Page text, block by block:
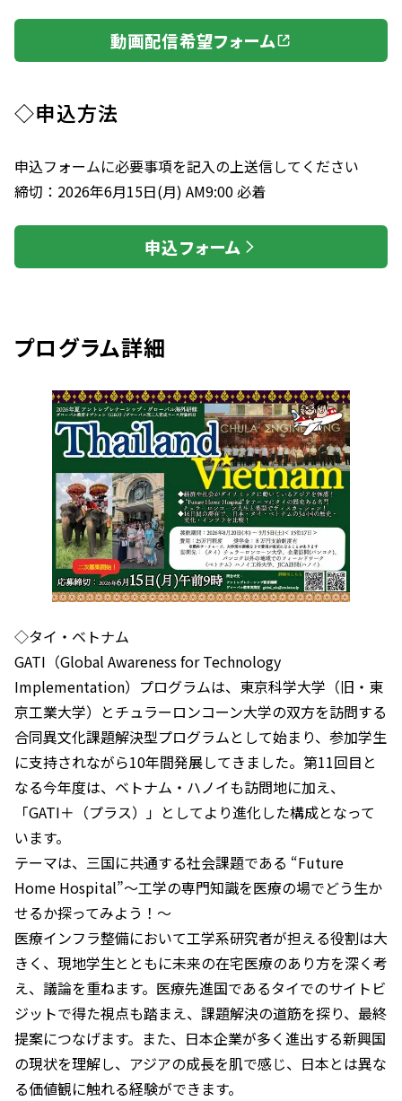
動画配信希望フォーム
◇申込方法
申込フォームに必要事項を記入の上送信してください
締切：2026年6月15日(月) AM9:00 必着
申込フォーム
プログラム詳細
◇タイ・ベトナム
GATI（Global Awareness for Technology
Implementation）プログラムは、東京科学大学（旧・東
京工業大学）とチュラーロンコーン大学の双方を訪問する
合同異文化課題解決型プログラムとして始まり、参加学生
に支持されながら10年間発展してきました。第11回目と
なる今年度は、ベトナム・ハノイも訪問地に加え、
「GATI＋（プラス）」としてより進化した構成となって
います。
テーマは、三国に共通する社会課題である “Future
Home Hospital”～工学の専門知識を医療の場でどう生か
せるか探ってみよう！～
医療インフラ整備において工学系研究者が担える役割は大
きく、現地学生とともに未来の在宅医療のあり方を深く考
え、議論を重ねます。医療先進国であるタイでのサイトビ
ジットで得た視点も踏まえ、課題解決の道筋を探り、最終
提案につなげます。また、日本企業が多く進出する新興国
の現状を理解し、アジアの成長を肌で感じ、日本とは異な
る価値観に触れる経験ができます。